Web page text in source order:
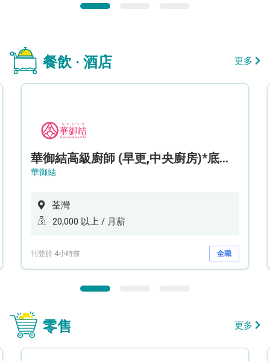
餐飲 · 酒店 更多
華御結高級廚師 (早更,中央廚房)*底薪可達20k* (5天工作週)
華御結
荃灣
20,000 以上 / 月薪
刊登於 4小時前 全職
零售 更多